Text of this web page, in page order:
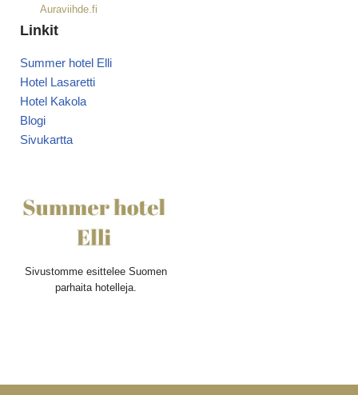
Auraviihde.fi
Linkit
Summer hotel Elli
Hotel Lasaretti
Hotel Kakola
Blogi
Sivukartta
Sivustomme esittelee Suomen
parhaita hotelleja.